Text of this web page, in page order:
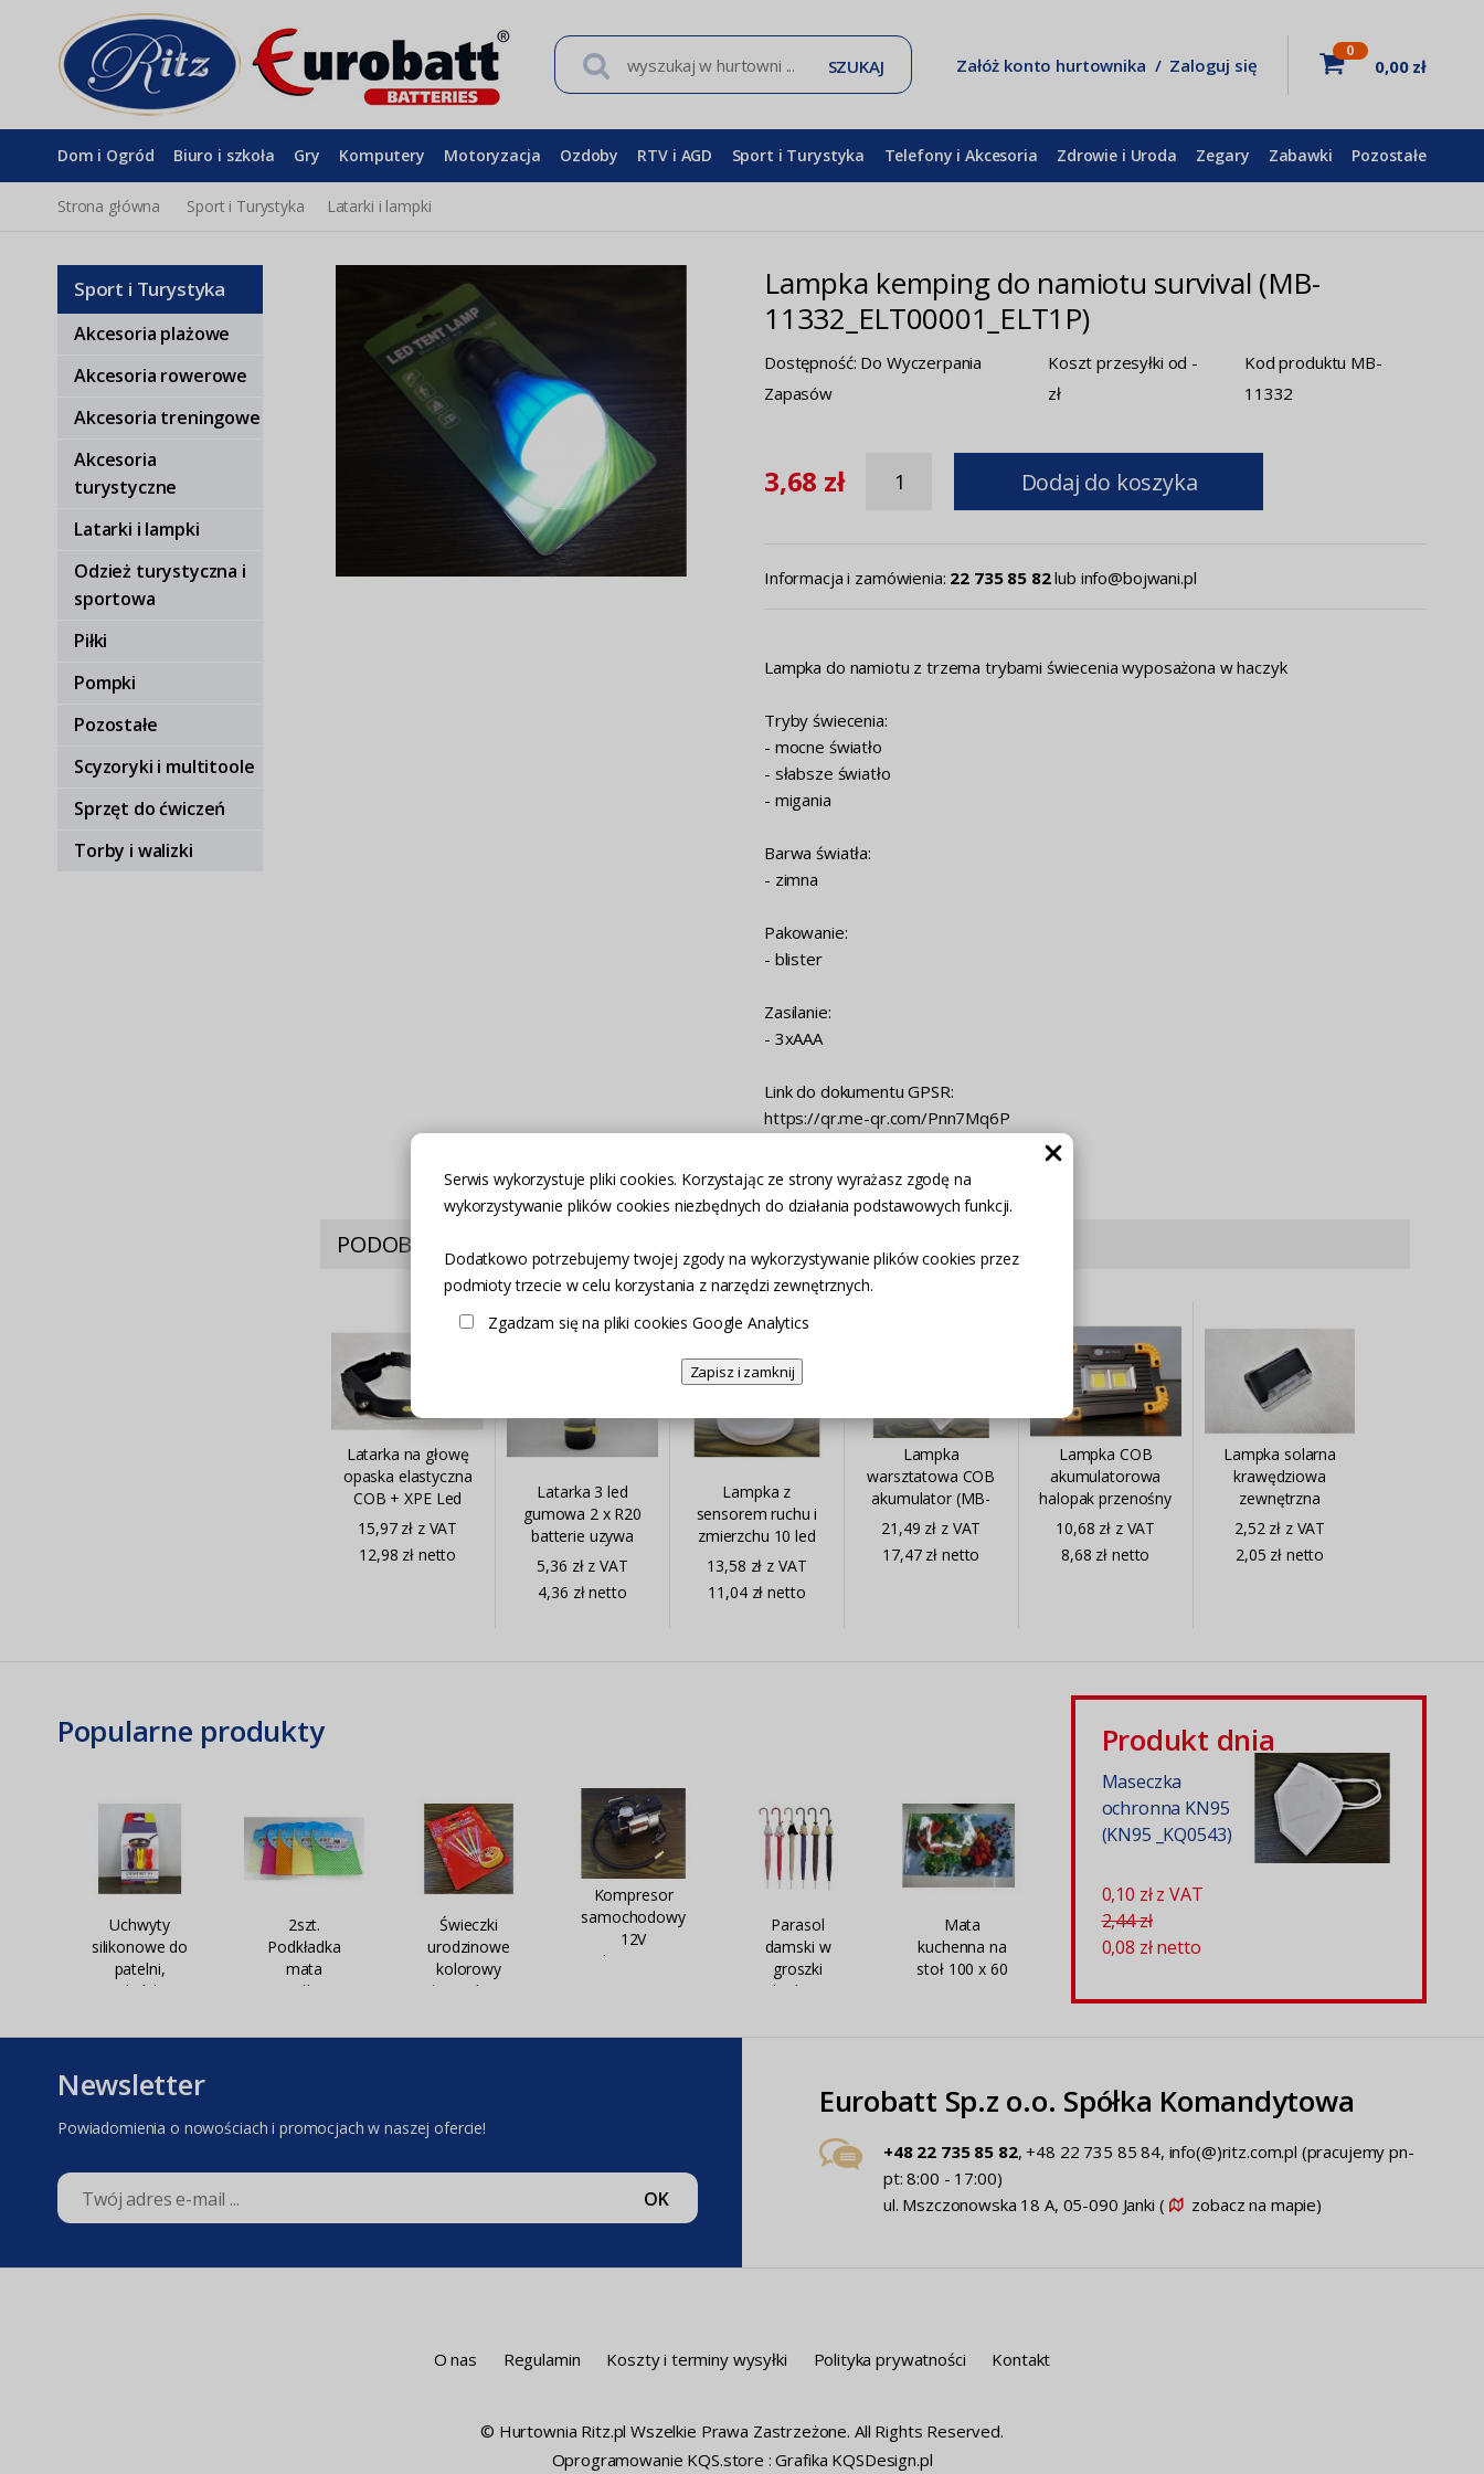
Serwis wykorzystuje pliki cookies. Korzystając ze strony wyrażasz zgodę na
wykorzystywanie plików cookies niezbędnych do działania podstawowych funkcji.
Dodatkowo potrzebujemy twojej zgody na wykorzystywanie plików cookies przez
podmioty trzecie w celu korzystania z narzędzi zewnętrznych.
Zgadzam się na pliki cookies Google Analytics
Zapisz i zamknij
SZUKAJ Załóż konto hurtownika / Zaloguj się
0
0,00 zł
Dom i Ogród Biuro i szkoła Gry Komputery Motoryzacja Ozdoby RTV i AGD Sport i Turystyka Telefony i Akcesoria Zdrowie i Uroda Zegary Zabawki Pozostałe
Strona główna Sport i Turystyka Latarki i lampki
Sport i Turystyka
Akcesoria plażowe
Akcesoria rowerowe
Akcesoria treningowe
Akcesoria
turystyczne
Latarki i lampki
Odzież turystyczna i
sportowa
Piłki
Pompki
Pozostałe
Scyzoryki i multitoole
Sprzęt do ćwiczeń
Torby i walizki
Lampka kemping do namiotu survival (MB-
11332_ELT00001_ELT1P)
Dostępność: Do Wyczerpania
Zapasów
Koszt przesyłki od -
zł
Kod produktu MB-
11332
3,68 zł Dodaj do koszyka
Informacja i zamówienia: 22 735 85 82lub info@bojwani.pl
Lampka do namiotu z trzema trybami świecenia wyposażona w haczyk
Tryby świecenia:
- mocne światło
- słabsze światło
- migania
Barwa światła:
- zimna
Pakowanie:
- blister
Zasilanie:
- 3xAAA
Link do dokumentu GPSR:
https://qr.me-qr.com/Pnn7Mq6P
PODOBNE PRODUKTY
Latarka na głowę
opaska elastyczna
COB + XPE Led
(ELT366P)
15,97 zł z VAT
12,98 zł netto
Latarka 3 led
gumowa 2 x R20
batterie uzywa
(RL001)
5,36 zł z VAT
4,36 zł netto
Lampka z
sensorem ruchu i
zmierzchu 10 led
(MJ-KQ0250)
13,58 zł z VAT
11,04 zł netto
Lampka
warsztatowa COB
akumulator (MB-
14048)
21,49 zł z VAT
17,47 zł netto
Lampka COB
akumulatorowa
halopak przenośny
(MB-
14131_ELT1115P)
10,68 zł z VAT
8,68 zł netto
Lampka solarna
krawędziowa
zewnętrzna
(ELT941P)
2,52 zł z VAT
2,05 zł netto
Popularne produkty
Uchwyty
silikonowe do
patelni,
podpórki 3
8170_EKW1525P)
2szt.
Podkładka
mata
antypoślizgowa
6918)
Świeczki
urodzinowe
kolorowy
płomień 5szt
12302_EPY61P)
Kompresor
samochodowy
12V
aluminiowy
Parasol
damski w
groszki
wykończony
Mata
kuchenna na
stoł 100 x 60
Produkt dnia
Maseczka
ochronna KN95
(KN95 _KQ0543)
0,10 zł z VAT
2,44 zł
0,08 złnetto
Newsletter
Powiadomienia o nowościach i promocjach w naszej ofercie!
OK
Eurobatt Sp.z o.o. Spółka Komandytowa
+48 22 735 85 82, +48 22 735 85 84, info(@)ritz.com.pl (pracujemy pn-
pt: 8:00 - 17:00)
ul. Mszczonowska 18 A, 05-090 Janki (
zobacz na mapie)
O nas Regulamin Koszty i terminy wysyłki Polityka prywatności Kontakt
© Hurtownia Ritz.pl Wszelkie Prawa Zastrzeżone. All Rights Reserved.
Oprogramowanie KQS.store :Grafika KQSDesign.pl